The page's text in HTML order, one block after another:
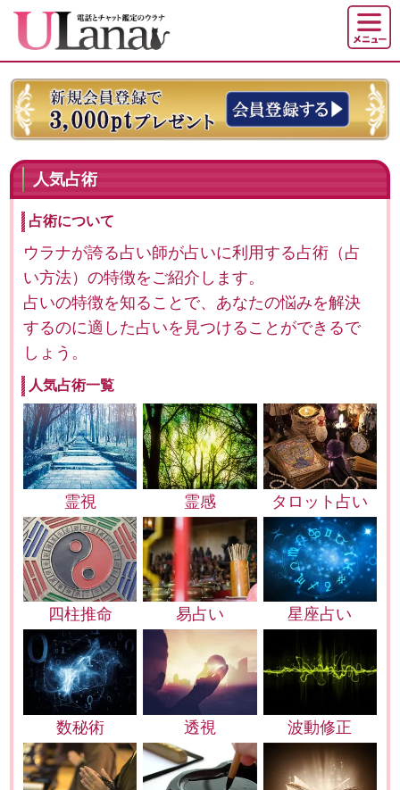
人気占術
占術について
ウラナが誇る占い師が占いに利用する占術（占
い方法）の特徴をご紹介します。
占いの特徴を知ることで、あなたの悩みを解決
するのに適した占いを見つけることができるで
しょう。
人気占術一覧
霊視 霊感 タロット占い
四柱推命 易占い 星座占い
数秘術 透視 波動修正